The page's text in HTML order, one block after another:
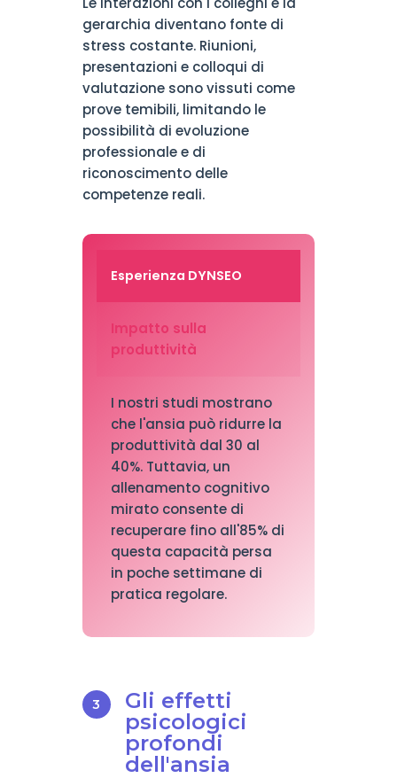
gerarchia diventano fonte di
stress costante. Riunioni,
presentazioni e colloqui di
valutazione sono vissuti come
prove temibili, limitando le
possibilità di evoluzione
professionale e di
riconoscimento delle
competenze reali.
Esperienza DYNSEO
Impatto sulla
produttività
I nostri studi mostrano
che l'ansia può ridurre la
produttività dal 30 al
40%. Tuttavia, un
allenamento cognitivo
mirato consente di
recuperare fino all'85% di
questa capacità persa
in poche settimane di
pratica regolare.
Gli effetti
psicologici
profondi
dell'ansia